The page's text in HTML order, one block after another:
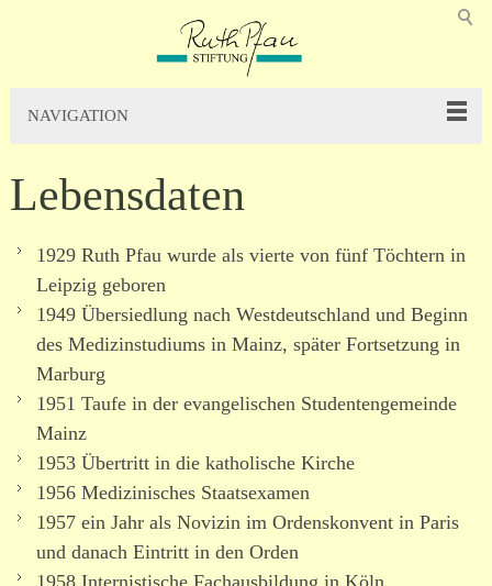
NAVIGATION
Lebensdaten
1929 Ruth Pfau wurde als vierte von fünf Töchtern in
Leipzig geboren
1949 Übersiedlung nach Westdeutschland und Beginn
des Medizinstudiums in Mainz, später Fortsetzung in
Marburg
1951 Taufe in der evan­ge­li­schen Studentengemeinde
Mainz
1953 Übertritt in die katholische Kirche
1956 Medizinisches Staatsexamen
1957 ein Jahr als Novizin im Ordenskonvent in Paris
und danach Eintritt in den Orden
1958 Internistische Fachausbildung in Köln